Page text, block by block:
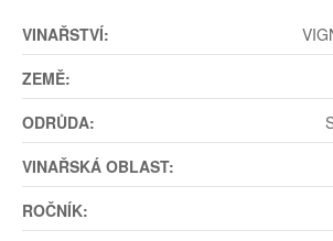
VINAŘSTVÍ:
ZEMĚ:
ODRŮDA:
VINAŘSKÁ OBLAST:
ROČNÍK: